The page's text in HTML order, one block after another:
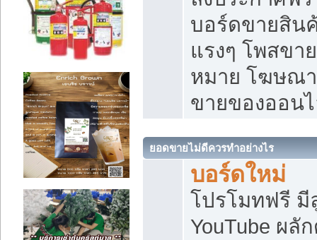
บอร์ดขายสิน
แรงๆ โพสขา
หมาย โฆษณ
ขายของออน
ยอดขายไม่ดีควรทำอย่างไร
บอร์ดใหม่
โปรโมทฟรี มี
YouTube ผลั